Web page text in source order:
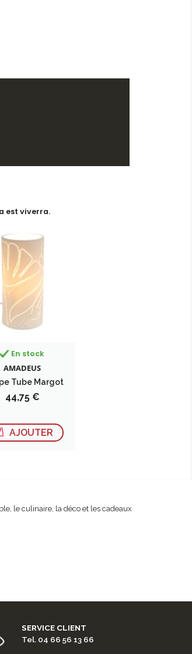
est viverra.
En stock
AMADEUS
Tube Margot
Prix
44,75 €
AJOUTER
le culinaire, la déco et les cadeaux
SERVICE CLIENT
Tel. 04 66 56 13 66